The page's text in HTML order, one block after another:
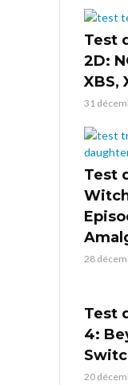
Test
2D:
XBS,
31
Test
28
Test
4:
20